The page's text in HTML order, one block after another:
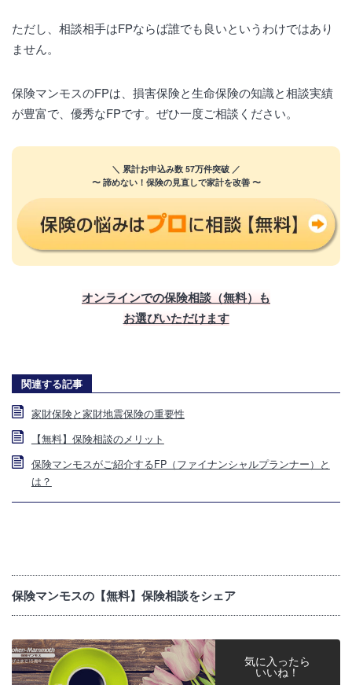
ただし、相談相手はFPならば誰でも良いというわけではあり
ません。
保険マンモスのFPは、損害保険と生命保険の知識と相談実績
が豊富で、優秀なFPです。ぜひ一度ご相談ください。
＼ 累計お申込み数 57万件突破 ／
〜 諦めない！保険の見直しで家計を改善 〜
オンラインでの保険相談（無料）も
お選びいただけます
関連する記事
家財保険と家財地震保険の重要性
【無料】保険相談のメリット
保険マンモスがご紹介するFP（ファイナンシャルプランナー）と
は？
保険マンモスの【無料】保険相談をシェア
気に入ったら
いいね！